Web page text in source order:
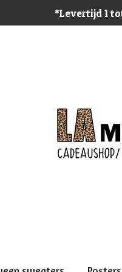
*Levertijd 1